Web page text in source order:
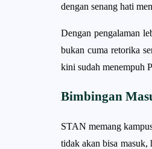
dengan senang hati
Dengan pengalaman
bukan cuma retorika
kini sudah menempuh
Bimbingan
STAN memang
tidak akan bisa masuk,